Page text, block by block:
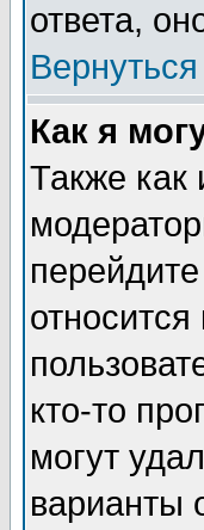
ответа,
Как я
Также как
кто-то
могут
варианты